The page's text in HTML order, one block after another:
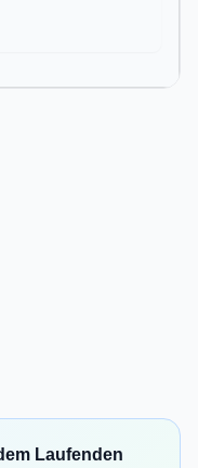
Laufenden